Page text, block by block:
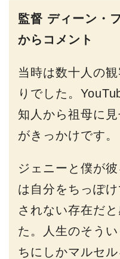
監督 ディーン・
からコメント
当時は数十人の
りでした。
知人から祖母に
がきっかけです。
ジェニーと僕が
は自分をちっぽ
されない存在だ
た。人生のそう
ちにしかマルセ